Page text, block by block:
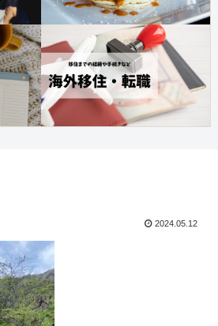
2024.05.12